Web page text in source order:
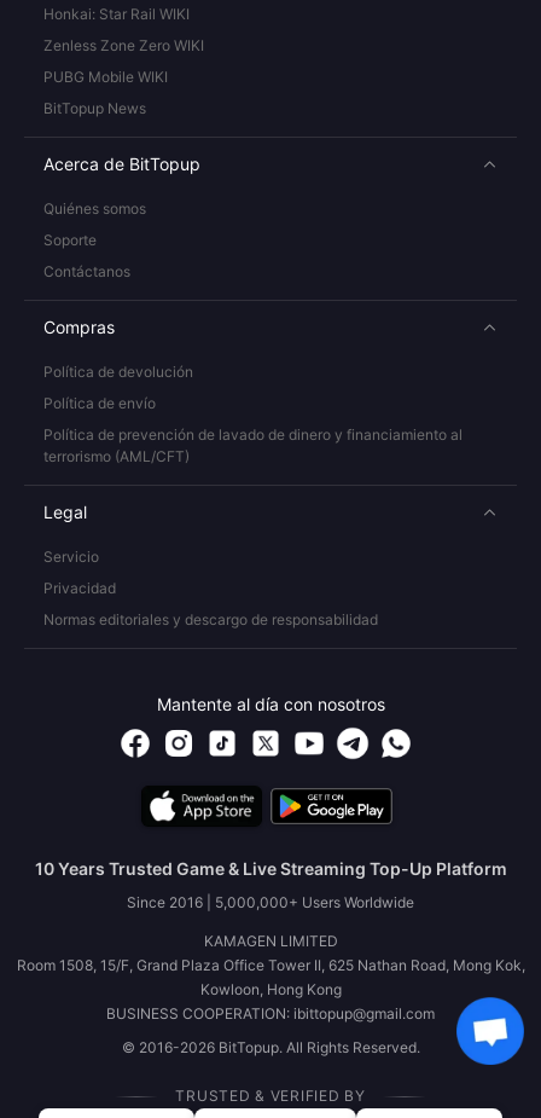
Honkai: Star Rail WIKI
Zenless Zone Zero WIKI
PUBG Mobile WIKI
BitTopup News
Acerca de BitTopup
Quiénes somos
Soporte
Contáctanos
Compras
Política de devolución
Política de envío
Política de prevención de lavado de dinero y financiamiento al
terrorismo (AML/CFT)
Legal
Servicio
Privacidad
Normas editoriales y descargo de responsabilidad
Mantente al día con nosotros
10 Years Trusted Game & Live Streaming Top-Up Platform
Since 2016 | 5,000,000+ Users Worldwide
KAMAGEN LIMITED
Room 1508, 15/F, Grand Plaza Office Tower II, 625 Nathan Road, Mong Kok,
Kowloon, Hong Kong
BUSINESS COOPERATION: ibittopup@gmail.com
© 2016-2026 BitTopup. All Rights Reserved.
TRUSTED & VERIFIED BY